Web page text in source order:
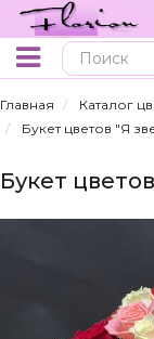
Главная Каталог
Букет цветов "Я
Букет